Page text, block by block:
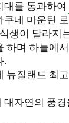
대를 통과하여
네 마운틴 로
생이 달라지
하며 하늘에
.
뉴질랜드 최
자연의 풍